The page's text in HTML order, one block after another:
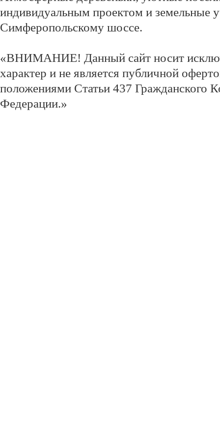
индивидуальным проектом и земельные
Симферопольскому шоссе.
«ВНИМАНИЕ! Данный сайт носит
характер и не является публичной
положениями Статьи 437 Гражданского
Федерации.»